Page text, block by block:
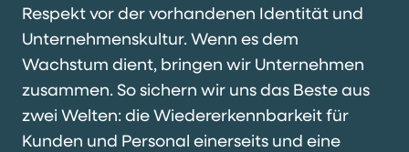
Respekt vor der vorhandenen Identität und
Unternehmenskultur. Wenn es dem
Wachstum dient, bringen wir Unternehmen
zusammen. So sichern wir uns das Beste aus
zwei Welten: die Wiedererkennbarkeit für
Kunden und Personal einerseits und eine